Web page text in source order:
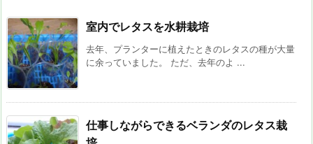
室内でレタスを水耕栽培
去年、プランターに植えたときのレタスの種が大量
に余っていました。 ただ、去年のよ ...
仕事しながらできるベランダのレタス栽